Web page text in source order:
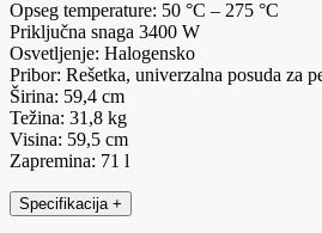
Opseg temperature: 50 °C – 275 °C
Priključna snaga 3400 W
Osvetljenje: Halogensko
Pribor: Rešetka, univerzalna posuda za
Širina: 59,4 cm
Težina: 31,8 kg
Visina: 59,5 cm
Zapremina: 71 l
Specifikacija +